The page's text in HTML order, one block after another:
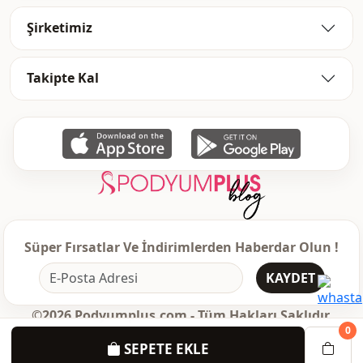
SEPETE EKLE
0
Şirketimiz
Takipte Kal
Süper Fırsatlar Ve İndirimlerden Haberdar Olun !
KAYDET
©2026 Podyumplus.com - Tüm Hakları Saklıdır.